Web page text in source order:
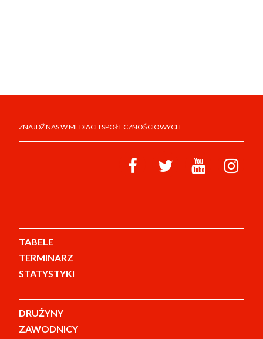
ZNAJDŹ NAS W MEDIACH SPOŁECZNOŚCIOWYCH
TABELE
TERMINARZ
STATYSTYKI
DRUŻYNY
ZAWODNICY